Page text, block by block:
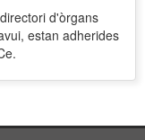
d'òrgans
estan adherides